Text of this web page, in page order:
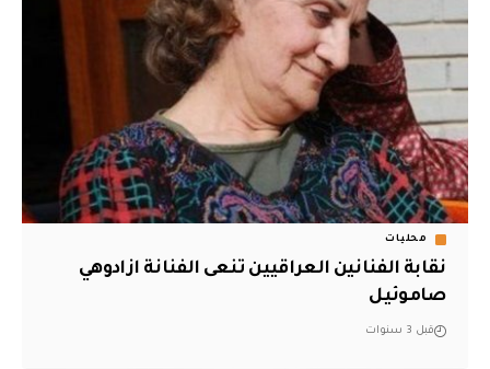
محليات
نقابة الفنانين العراقيين تنعى الفنانة ازادوهي
صاموئيل
قبل 3 سنوات